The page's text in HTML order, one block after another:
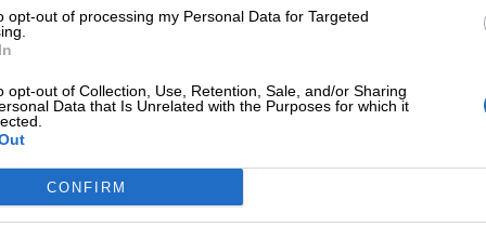
opt-out of processing my Personal Data for Targeted
opt-out of Collection, Use, Retention, Sale, and/or Sharing
Data that Is Unrelated with the Purposes for which it
CONFIRM
ροή